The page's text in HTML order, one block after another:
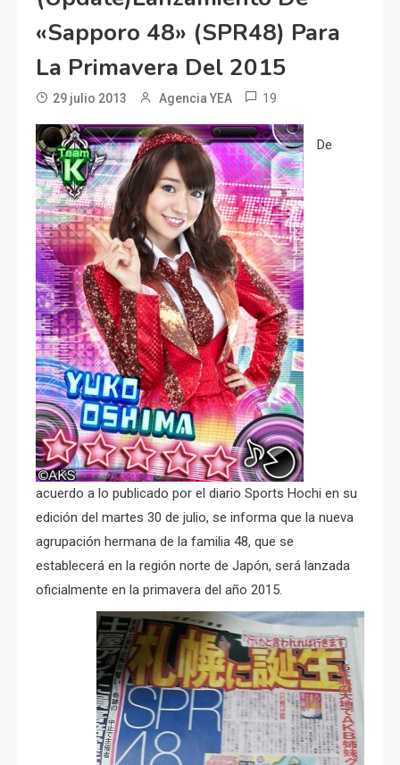
«Sapporo 48» (SPR48) Para
La Primavera Del 2015
29 julio 2013 Agencia YEA 19
De
acuerdo a lo publicado por el diario Sports Hochi en su
edición del martes 30 de julio, se informa que la nueva
agrupación hermana de la familia 48, que se
establecerá en la región norte de Japón, será lanzada
oficialmente en la primavera del año 2015.